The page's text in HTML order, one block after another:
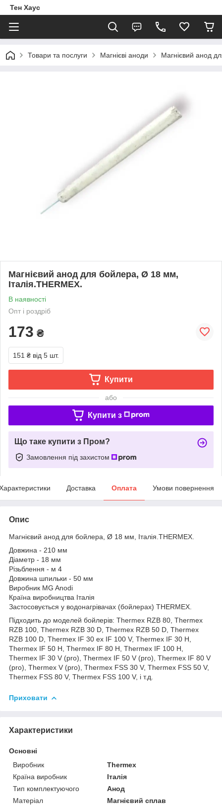
Тен Хаус
Товари та послуги Магнієві аноди Магнієвий анод
Магнієвий анод для бойлера, Ø‎ 18 мм,
Італія.THERMEX.
В наявності
Опт і роздріб
173 ₴
151 ₴ від 5 шт.
Купити
або
Купити з
Що таке купити з Пром?
Замовлення під захистом
Доставка Оплата Умови повернення
Опис
Магнієвий анод для бойлера, Ø‎ 18 мм, Італія.THERMEX.
Довжина - 210 мм
Діаметр - 18 мм
Різьблення - м 4
Довжина шпильки - 50 мм
Виробник MG Anodi
Країна виробництва Італія
Застосовується у водонагрівачах (бойлерах) THERMEX.
Підходить до моделей бойлерів: Thermex RZB 80, Thermex
RZB 100, Thermex RZB 30 D, Thermex RZB 50 D, Thermex
RZB 100 D, Thermex IF 30 ex IF 100 V, Thermex IF 30 H,
Thermex IF 50 H, Thermex IF 80 H, Thermex IF 100 H,
Thermex IF 30 V (pro), Thermex IF 50 V (pro), Thermex IF 80 V
(pro), Thermex V (pro), Thermex FSS 30 V, Thermex FSS 50 V,
Thermex FSS 80 V, Thermex FSS 100 V, і т.д.
Приховати
Характеристики
Основні
Виробник
Thermex
Країна виробник
Італія
Тип комплектуючого
Анод
Матеріал
Магнієвий сплав